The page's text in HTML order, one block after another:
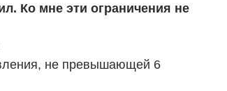
Ко мне эти ограничения не
не превышающей 6